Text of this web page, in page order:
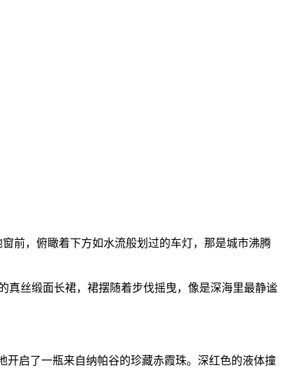
前，俯瞰着下方如水流般划过的车灯，那是城市沸腾
真丝缎面长裙，裙摆随着步伐摇曳，像是深海里最静谧
开启了一瓶来自纳帕谷的珍藏赤霞珠。深红色的液体撞